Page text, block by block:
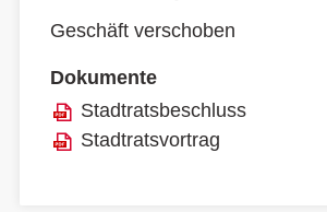
Geschäft verschoben
Dokumente
Stadtratsbeschluss
Stadtratsvortrag